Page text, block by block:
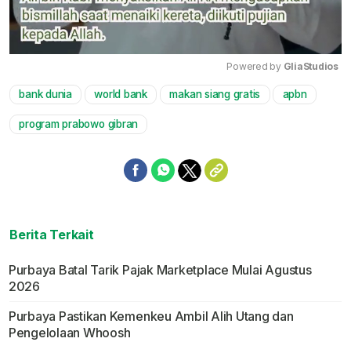
Mute
Powered by GliaStudios
bank dunia world bank makan siang gratis apbn
program prabowo gibran
Berita Terkait
Purbaya Batal Tarik Pajak Marketplace Mulai Agustus
2026
Purbaya Pastikan Kemenkeu Ambil Alih Utang dan
Pengelolaan Whoosh